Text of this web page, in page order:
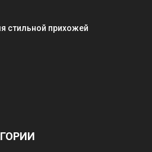
стильной прихожей